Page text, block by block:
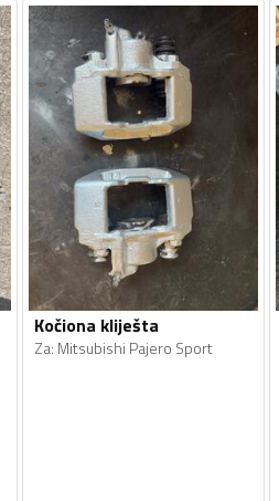
Kočiona kliješta
Za: Mitsubishi Pajero Sport